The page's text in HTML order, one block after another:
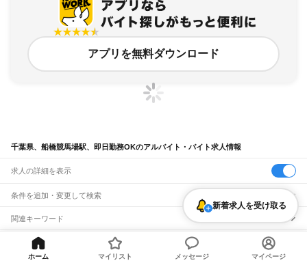
アプリを無料ダウンロード
千葉県、船橋競馬場駅、即日勤務OKのアルバイト・バイト求人情報
求人の詳細を表示
条件を追加・変更して検索
市区町村を追加・変更
千葉県
千葉県すべて
千葉市
駅を追加・変更
関連キーワード
完全在宅ワーク 全国 シール貼り 在宅 ガチャガチャ
バイトTOP
船橋市 船橋競馬場駅
即日勤務OKのアルバイ
ト・バイト・求人
新着求人を受け取る
ホーム マイリスト メッセージ マイページ